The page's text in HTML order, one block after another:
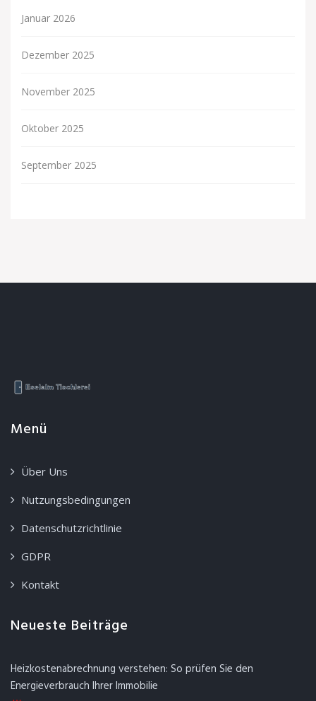
Januar 2026
Dezember 2025
November 2025
Oktober 2025
September 2025
Menü
Über Uns
Nutzungsbedingungen
Datenschutzrichtlinie
GDPR
Kontakt
Neueste Beiträge
Heizkostenabrechnung verstehen: So prüfen Sie den
Energieverbrauch Ihrer Immobilie